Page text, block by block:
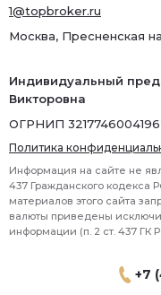
+7
1@topbroker.ru
Москва, Пресненская
Индивидуальный
Викторовна
ОГРНИП
Политика
Информация на сайте не
437 Гражданского кодекса
материалов этого сайта
валюты приведены
информации (п. 2 ст. 437 ГК